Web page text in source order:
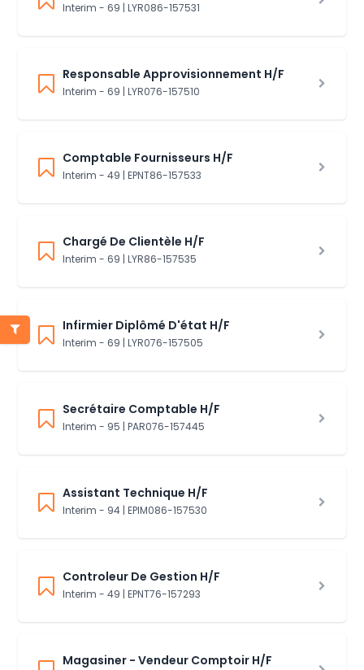
Interim - 69 | LYR086-157531
Responsable Approvisionnement H/F
Interim - 69 | LYR076-157510
Comptable Fournisseurs H/F
Interim - 49 | EPNT86-157533
Chargé De Clientèle H/F
Interim - 69 | LYR86-157535
Infirmier Diplômé D'état H/F
Interim - 69 | LYR076-157505
Secrétaire Comptable H/F
Interim - 95 | PAR076-157445
Assistant Technique H/F
Interim - 94 | EPIM086-157530
Controleur De Gestion H/F
Interim - 49 | EPNT76-157293
Magasiner - Vendeur Comptoir H/F